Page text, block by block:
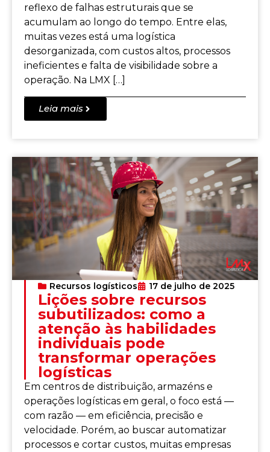
reflexo de falhas estruturais que se
acumulam ao longo do tempo. Entre elas,
muitas vezes está uma logística
desorganizada, com custos altos, processos
ineficientes e falta de visibilidade sobre a
operação. Na LMX […]
Leia mais
Recursos logísticos 17 de julho de 2025
Lições sobre recursos
subutilizados: como a
atenção às habilidades
individuais pode
transformar operações
logísticas
Em centros de distribuição, armazéns e
operações logísticas em geral, o foco está —
com razão — em eficiência, precisão e
velocidade. Porém, ao buscar automatizar
processos e cortar custos, muitas empresas